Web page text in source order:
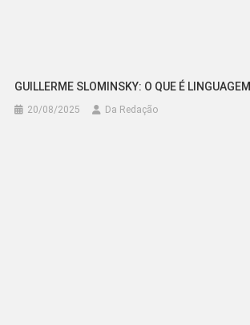
GUILLERME SLOMINSKY: O QUE É LINGUAGEM
20/08/2025 Da Redação